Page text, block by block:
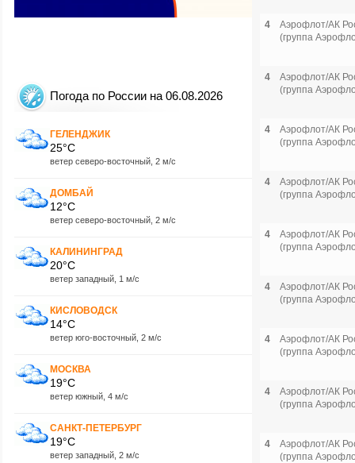
Погода по России на 06.08.2026
ГЕЛЕНДЖИК
25°C
ветер северо-восточный, 2 м/с
ДОМБАЙ
12°C
ветер северо-восточный, 2 м/с
КАЛИНИНГРАД
20°C
ветер западный, 1 м/с
КИСЛОВОДСК
14°C
ветер юго-восточный, 2 м/с
МОСКВА
19°C
ветер южный, 4 м/с
САНКТ-ПЕТЕРБУРГ
19°C
ветер западный, 2 м/с
4
Аэрофлот/АК
(группа
4
Аэрофлот/АК
(группа
4
Аэрофлот/АК
(группа
4
Аэрофлот/АК
(группа
4
Аэрофлот/АК
(группа
4
Аэрофлот/АК
(группа
4
Аэрофлот/АК
(группа
4
Аэрофлот/АК
(группа
4
Аэрофлот/АК
(группа